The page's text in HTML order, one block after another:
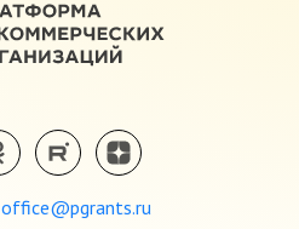
office@pgrants.ru